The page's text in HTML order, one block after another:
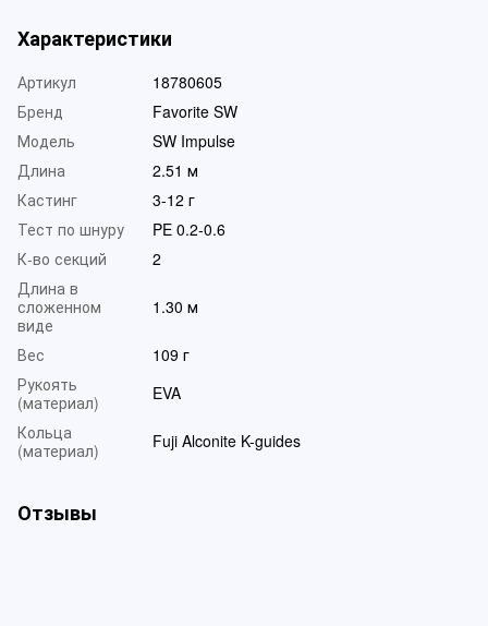
Характеристики
Артикул
18780605
Бренд
Favorite SW
Модель
SW Impulse
Длина
2.51 м
Кастинг
3-12 г
Тест по шнуру
PE 0.2-0.6
К-во секций
2
Длина в
сложенном
виде
1.30 м
Вес
109 г
Рукоять
(материал)
EVA
Кольца
(материал)
Fuji Alconite K-guides
Отзывы